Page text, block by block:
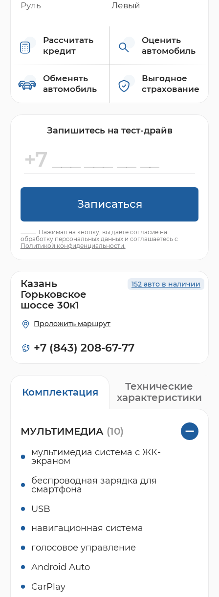
Руль
Левый
Рассчитать
кредит
Оценить
автомобиль
Обменять
автомобиль
Выгодное
страхование
Запишитесь на тест-драйв
Записаться
Нажимая на кнопку, вы даете согласие на
обработку персональных данных и соглашаетесь с
Политикой конфиденциальности.
Комплектация
Технические
характеристики
МУЛЬТИМЕДИА (10)
мультимедиа система с ЖК-
экраном
беспроводная зарядка для
смартфона
USB
навигационная система
голосовое управление
Android Auto
CarPlay
152 авто в наличии
Казань
Горьковское
шоссе 30к1
Проложить маршрут
+7 (843) 208-67-77